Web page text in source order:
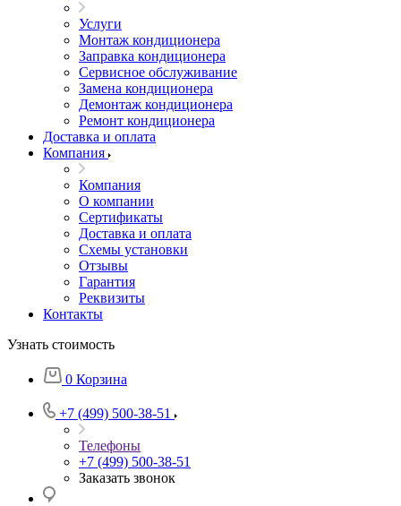
Услуги
Монтаж кондиционера
Заправка кондиционера
Сервисное обслуживание
Замена кондиционера
Демонтаж кондиционера
Ремонт кондиционера
Доставка и оплата
Компания
Компания
О компании
Сертификаты
Доставка и оплата
Схемы установки
Отзывы
Гарантия
Реквизиты
Контакты
Узнать стоимость
0 Корзина
+7 (499) 500-38-51
Телефоны
+7 (499) 500-38-51
Заказать звонок